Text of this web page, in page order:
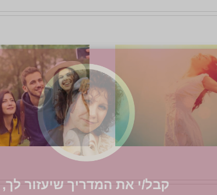
איך להשתחרר מפחדים
וחרדות |איך להפסיק
לפחד ולחיות את החיים
שמגיעים לך
קבל/י את המדריך שיעזור לך,